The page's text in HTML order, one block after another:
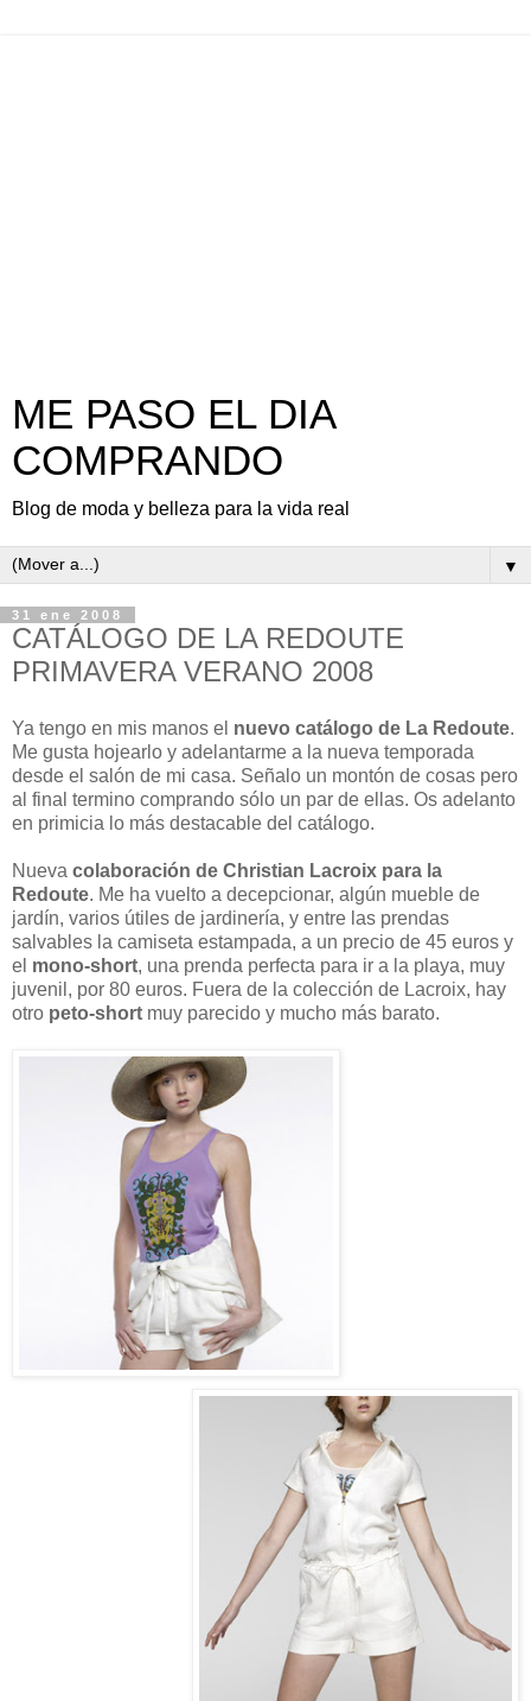
ME PASO EL DIA
COMPRANDO
Blog de moda y belleza para la vida real
▼
31 ene 2008
CATÁLOGO DE LA REDOUTE
PRIMAVERA VERANO 2008
Ya tengo en mis manos el nuevo catálogo de La Redoute.
Me gusta hojearlo y adelantarme a la nueva temporada
desde el salón de mi casa. Señalo un montón de cosas pero
al final termino comprando sólo un par de ellas. Os adelanto
en primicia lo más destacable del catálogo.
Nueva colaboración de Christian Lacroix para la
Redoute. Me ha vuelto a decepcionar, algún mueble de
jardín, varios útiles de jardinería, y entre las prendas
salvables la camiseta estampada, a un precio de 45 euros y
el mono-short, una prenda perfecta para ir a la playa, muy
juvenil, por 80 euros. Fuera de la colección de Lacroix, hay
otro peto-short muy parecido y mucho más barato.